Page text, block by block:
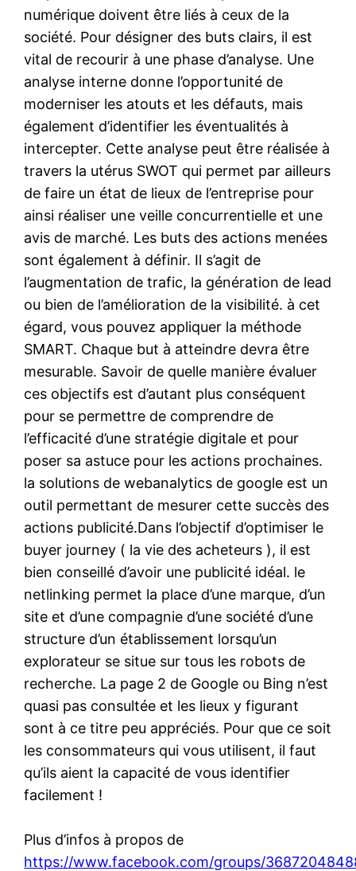
numérique doivent être liés à ceux de la
société. Pour désigner des buts clairs, il est
vital de recourir à une phase d’analyse. Une
analyse interne donne l’opportunité de
moderniser les atouts et les défauts, mais
également d’identifier les éventualités à
intercepter. Cette analyse peut être réalisée à
travers la utérus SWOT qui permet par ailleurs
de faire un état de lieux de l’entreprise pour
ainsi réaliser une veille concurrentielle et une
avis de marché. Les buts des actions menées
sont également à définir. Il s’agit de
l’augmentation de trafic, la génération de lead
ou bien de l’amélioration de la visibilité. à cet
égard, vous pouvez appliquer la méthode
SMART. Chaque but à atteindre devra être
mesurable. Savoir de quelle manière évaluer
ces objectifs est d’autant plus conséquent
pour se permettre de comprendre de
l’efficacité d’une stratégie digitale et pour
poser sa astuce pour les actions prochaines.
la solutions de webanalytics de google est un
outil permettant de mesurer cette succès des
actions publicité.Dans l’objectif d’optimiser le
buyer journey ( la vie des acheteurs ), il est
bien conseillé d’avoir une publicité idéal. le
netlinking permet la place d’une marque, d’un
site et d’une compagnie d’une société d’une
structure d’un établissement lorsqu’un
explorateur se situe sur tous les robots de
recherche. La page 2 de Google ou Bing n’est
quasi pas consultée et les lieux y figurant
sont à ce titre peu appréciés. Pour que ce soit
les consommateurs qui vous utilisent, il faut
qu’ils aient la capacité de vous identifier
facilement !
Plus d’infos à propos de
https://www.facebook.com/groups/